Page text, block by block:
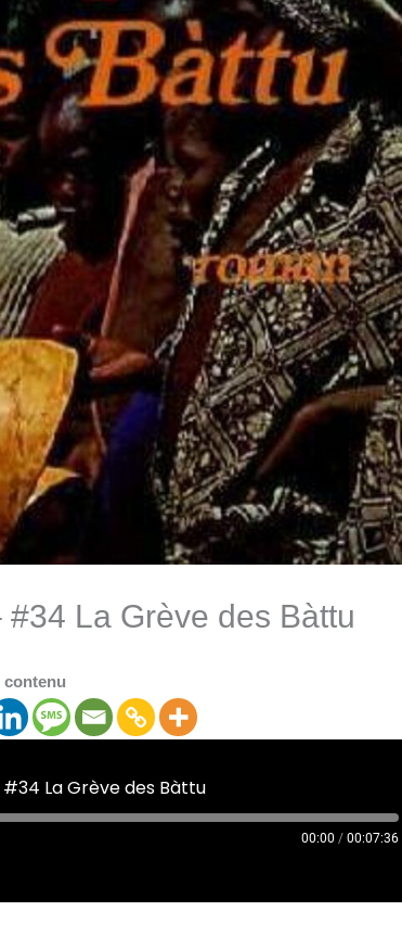
La Grève des Bàttu
contenu
La Grève des Bàttu
00:00 / 00:07:36